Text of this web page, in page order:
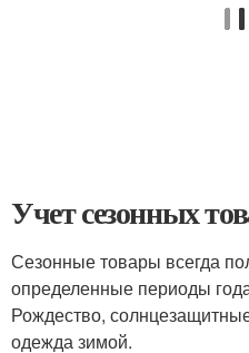
Учет сезонных
Сезонные товары всегда
определенные периоды
Рождество,
одежда зимой.